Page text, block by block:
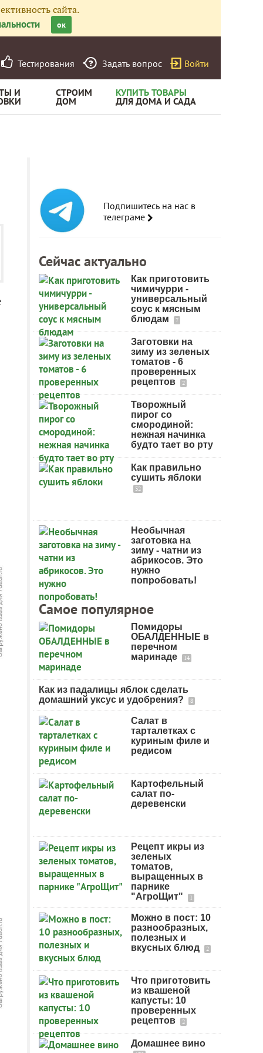
сайта.
ок
Тестирования Задать вопрос Войти
И СТРОИМ
ДОМ
КУПИТЬ ТОВАРЫ
ДЛЯ ДОМА И САДА
Подпишитесь на нас в
телеграме
Сейчас актуально
Как приготовить
чимичурри -
универсальный
соус к мясным
блюдам
7
Заготовки на
зиму из зеленых
томатов - 6
проверенных
рецептов
2
Творожный
пирог со
смородиной:
нежная начинка
будто тает во рту
Как правильно
сушить яблоки
32
Необычная
заготовка на
зиму - чатни из
абрикосов. Это
нужно
попробовать!
Самое популярное
Помидоры
ОБАЛДЕННЫЕ в
перечном
маринаде
14
Как из падалицы яблок сделать
домашний уксус и удобрения?
8
Салат в
тарталетках с
куриным филе и
редисом
Картофельный
салат по-
деревенски
Рецепт икры из
зеленых
томатов,
выращенных в
парнике
"АгроЩит"
1
Можно в пост: 10
разнообразных,
полезных и
вкусных блюд
2
Что приготовить
из квашеной
капусты: 10
проверенных
рецептов
2
Домашнее вино